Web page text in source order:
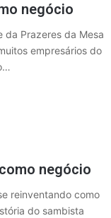
negócio
da Prazeres da Mesa
empresários do
negócio
reinventando como
do sambista